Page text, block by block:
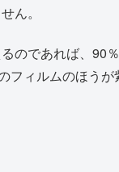
ん。
のであれば、90
フィルムのほう